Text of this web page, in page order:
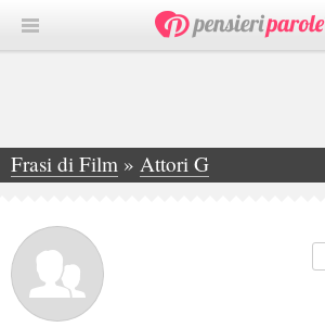
Frasi di Film » Attori G
»Giulio Scarpati